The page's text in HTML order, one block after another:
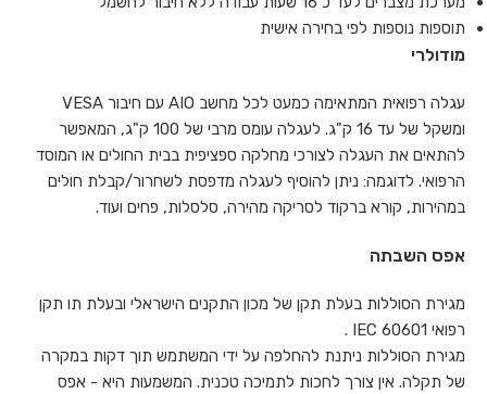
תוספות נוספות לפי בחירה אישית
מודולרי
עגלה רפואית המתאימה כמעט לכל מחשב AIO עם חיבור VESA
ומשקל של עד 16 ק"ג. לעגלה עומס מרבי של 100 ק"ג, המאפשר
להתאים את העגלה לצורכי מחלקה ספציפית בבית החולים או המוסד
הרפואי. לדוגמה: ניתן להוסיף לעגלה מדפסת לשחרור/קבלת חולים
במהירות, קורא ברקוד לסריקה מהירה, סלסלות, פחים ועוד.
אפס השבתה
מגירת הסוללות בעלת תקן של מכון התקנים הישראלי ובעלת תו תקן
רפואי IEC 60601 .
מגירת הסוללות ניתנת להחלפה על ידי המשתמש תוך דקות במקרה
של תקלה. אין צורך לחכות לתמיכה טכנית. המשמעות היא - אפס